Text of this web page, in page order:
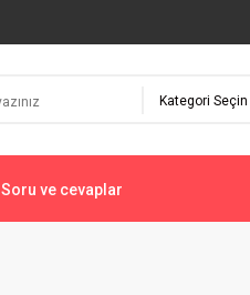
Soru ve cevaplar